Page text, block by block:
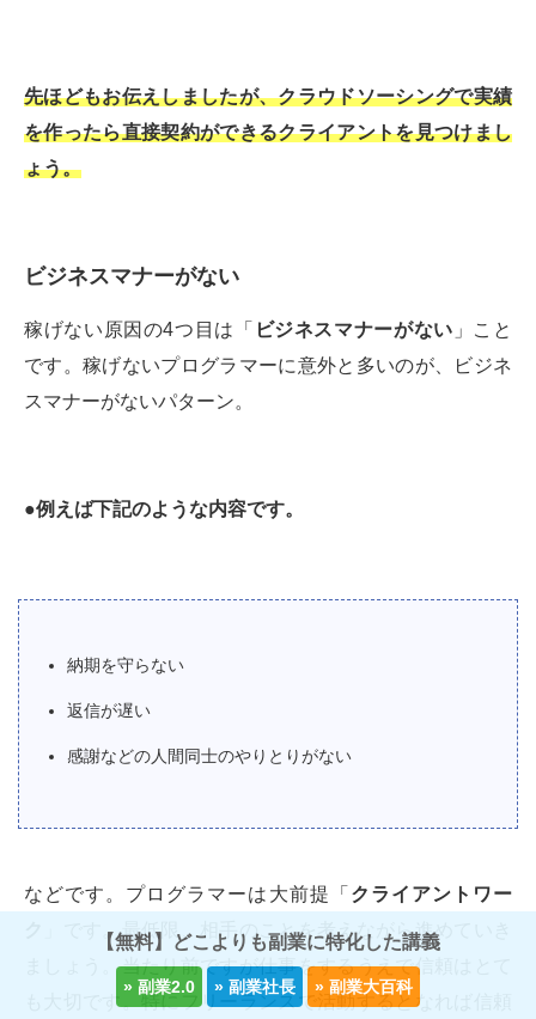
先ほどもお伝えしましたが、クラウドソーシングで実績
を作ったら直接契約ができるクライアントを見つけまし
ょう。
ビジネスマナーがない
稼げない原因の4つ目は「 ビジネスマナーがない 」こと
です。稼げないプログラマーに意外と多いのが、ビジネ
スマナーがないパターン。
●例えば下記のような内容です。
納期を守らない
返信が遅い
感謝などの人間同士のやりとりがない
などです。プログラマーは大前提「 クライアントワー
」です。最低限、相手のことを考えながら進めていき
ましょう。当たり前ですが仕事をするうえで信頼はとて
も大切です。特にフリーランスで活動するとなれば信頼
【無料】どこよりも副業に特化した講義